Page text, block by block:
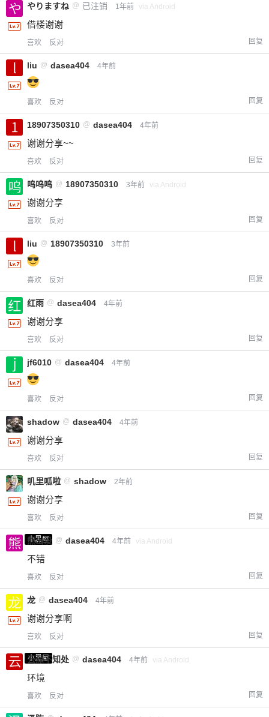
2 元 5 元 10 元
付费内容
やりますね @ 已注销 1年前 via Android
借楼谢谢
喜欢 反对 回复
liu @ dasea404 4年前
喜欢 反对 回复
18907350310 @ dasea404 4年前
谢谢分享~~
喜欢 反对 回复
呜呜呜 @ 18907350310 3年前 via Android
谢谢分享
喜欢 反对 回复
liu @ 18907350310 3年前
喜欢 反对 回复
红雨 @ dasea404 4年前
谢谢分享
喜欢 反对 回复
jf6010 @ dasea404 4年前
喜欢 反对 回复
shadow @ dasea404 4年前
谢谢分享
喜欢 反对 回复
叽里呱啦 @ shadow 2年前
谢谢分享
喜欢 反对 回复
小黑屋
熊出没 @ dasea404 4年前 via Android
不错
喜欢 反对 回复
龙 @ dasea404 4年前
谢谢分享啊
喜欢 反对 回复
小黑屋
云深不知处 @ dasea404 4年前 via Android
环境
喜欢 反对 回复